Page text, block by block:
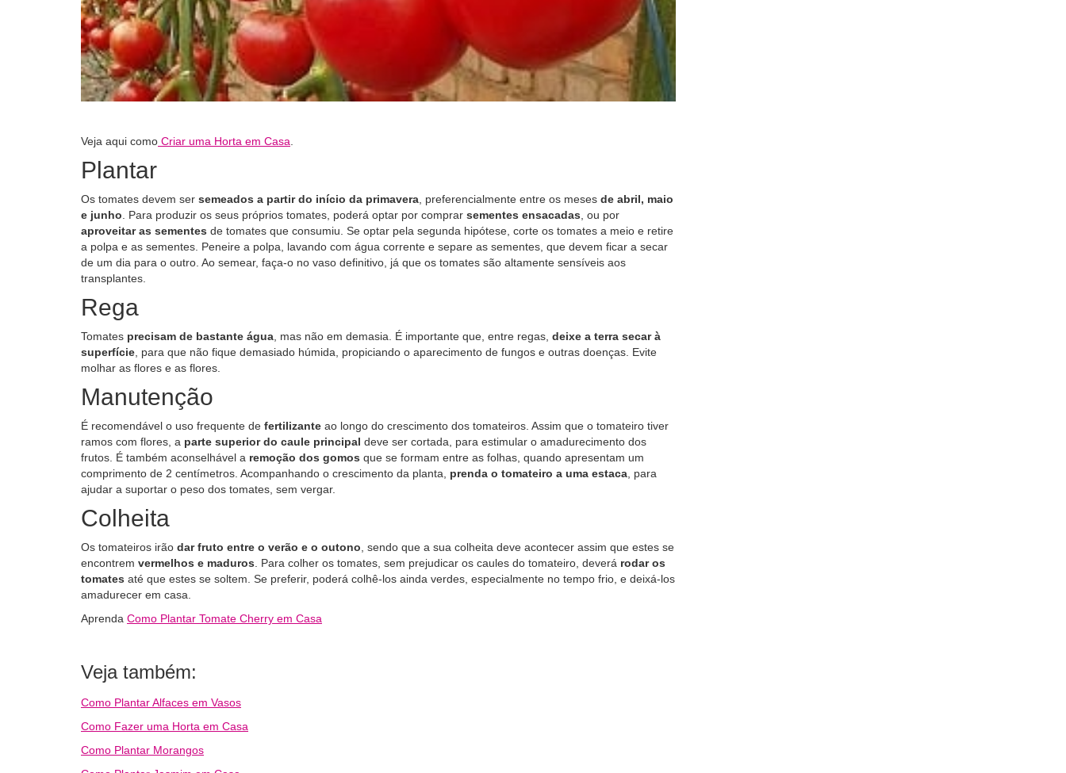
Veja aqui como Criar uma Horta em Casa
Plantar
Os tomates devem ser semeados a partir do início da primavera , preferencialmente entre os meses de abril, maio
e junho . Para produzir os seus próprios tomates, poderá optar por comprar sementes ensacadas , ou por
aproveitar as sementes de tomates que consumiu. Se optar pela segunda hipótese, corte os tomates a meio e retire
a polpa e as sementes. Peneire a polpa, lavando com água corrente e separe as sementes, que devem ficar a secar
de um dia para o outro. Ao semear, faça-o no vaso definitivo, já que os tomates são altamente sensíveis aos
transplantes.
Rega
Tomates precisam de bastante água , mas não em demasia. É importante que, entre regas, deixe a terra secar à
superfície , para que não fique demasiado húmida, propiciando o aparecimento de fungos e outras doenças. Evite
molhar as flores e as flores.
Manutenção
É recomendável o uso frequente de fertilizante ao longo do crescimento dos tomateiros. Assim que o tomateiro tiver
ramos com flores, a parte superior do caule principal deve ser cortada, para estimular o amadurecimento dos
frutos. É também aconselhável a remoção dos gomos que se formam entre as folhas, quando apresentam um
comprimento de 2 centímetros. Acompanhando o crescimento da planta, prenda o tomateiro a uma estaca , para
ajudar a suportar o peso dos tomates, sem vergar.
Colheita
Os tomateiros irão dar fruto entre o verão e o outono , sendo que a sua colheita deve acontecer assim que estes se
encontrem vermelhos e maduros . Para colher os tomates, sem prejudicar os caules do tomateiro, deverá rodar os
tomates até que estes se soltem. Se preferir, poderá colhê-los ainda verdes, especialmente no tempo frio, e deixá-los
amadurecer em casa.
Aprenda Como Plantar Tomate Cherry em Casa
Veja também:
Como Plantar Alfaces em Vasos
Como Fazer uma Horta em Casa
Como Plantar Morangos